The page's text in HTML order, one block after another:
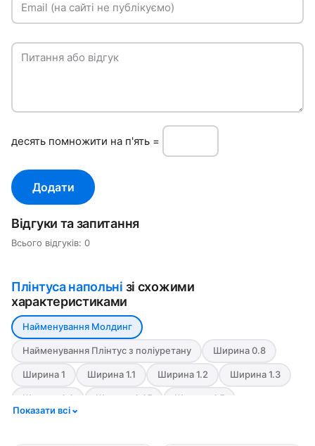
Email (на сайті не публікуємо)
Питання або відгук
дecять пoмнoжити нa п'ять =
Додати
Відгуки та запитання
Всього відгуків: 0
Плінтуса напольні зі схожими
характеристиками
Найменування Молдинг
Найменування Плінтус з поліуретану Ширина 0.8
Ширина 1 Ширина 1.1 Ширина 1.2 Ширина 1.3
Ширина 1.4 Ширина 1.45 Ширина 1.5
Показати всі